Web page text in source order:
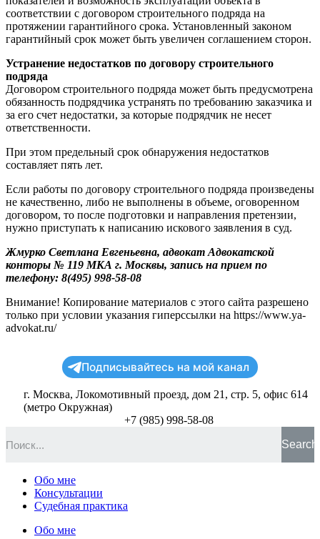
соответствии с договором строительного подряда на
протяжении гарантийного срока. Установленный законом
гарантийный срок может быть увеличен соглашением сторон.
Устранение недостатков по договору строительного
подряда
Договором строительного подряда может быть предусмотрена
обязанность подрядчика устранять по требованию заказчика и
за его счет недостатки, за которые подрядчик не несет
ответственности.
При этом предельный срок обнаружения недостатков
составляет пять лет.
Если работы по договору строительного подряда произведены
не качественно, либо не выполнены в объеме, оговоренном
договором, то после подготовки и направления претензии,
нужно приступать к написанию искового заявления в суд.
Жмурко Светлана Евгеньевна, адвокат Адвокатской
конторы № 119 МКА г. Москвы, запись на прием по
телефону: 8(495) 998-58-08
Внимание! Копирование материалов с этого сайта разрешено
только при условии указания гиперссылки на https://www.ya-
advokat.ru/
Подписывайтесь на мой канал
г. Москва, Локомотивный проезд, дом 21, стр. 5, офис 614
(метро Окружная)
+7 (985) 998-58-08
Search
Обо мне
Консультации
Судебная практика
Обо мне